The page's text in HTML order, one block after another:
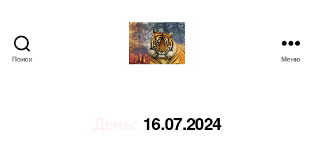
Поиск Меню
16.07.2024